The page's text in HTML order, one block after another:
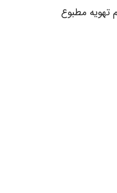
مطبوع